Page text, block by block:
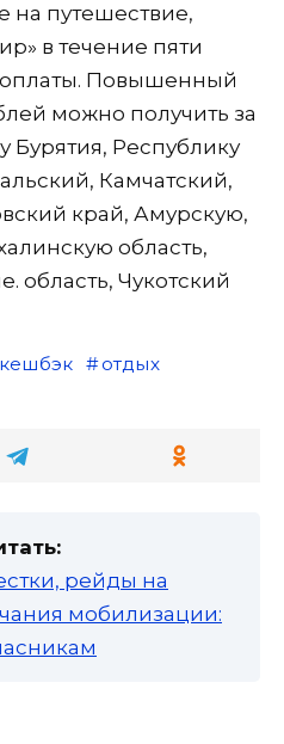
на путешествие,
в течение пяти
Повышенный
можно получить за
Бурятия, Республику
Камчатский,
край, Амурскую,
область,
область, Чукотский
кешбэк
отдых
рейды на
мобилизации: